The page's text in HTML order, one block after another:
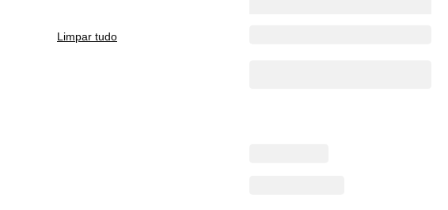
Limpar tudo